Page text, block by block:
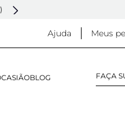
Ajuda Meus
BLOG